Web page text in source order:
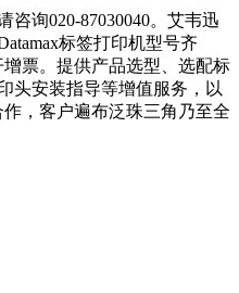
咨询020-87030040。艾韦迅
标签打印机型号齐
票。提供产品选型、选配标
头安装指导等增值服务，以
，客户遍布泛珠三角乃至全